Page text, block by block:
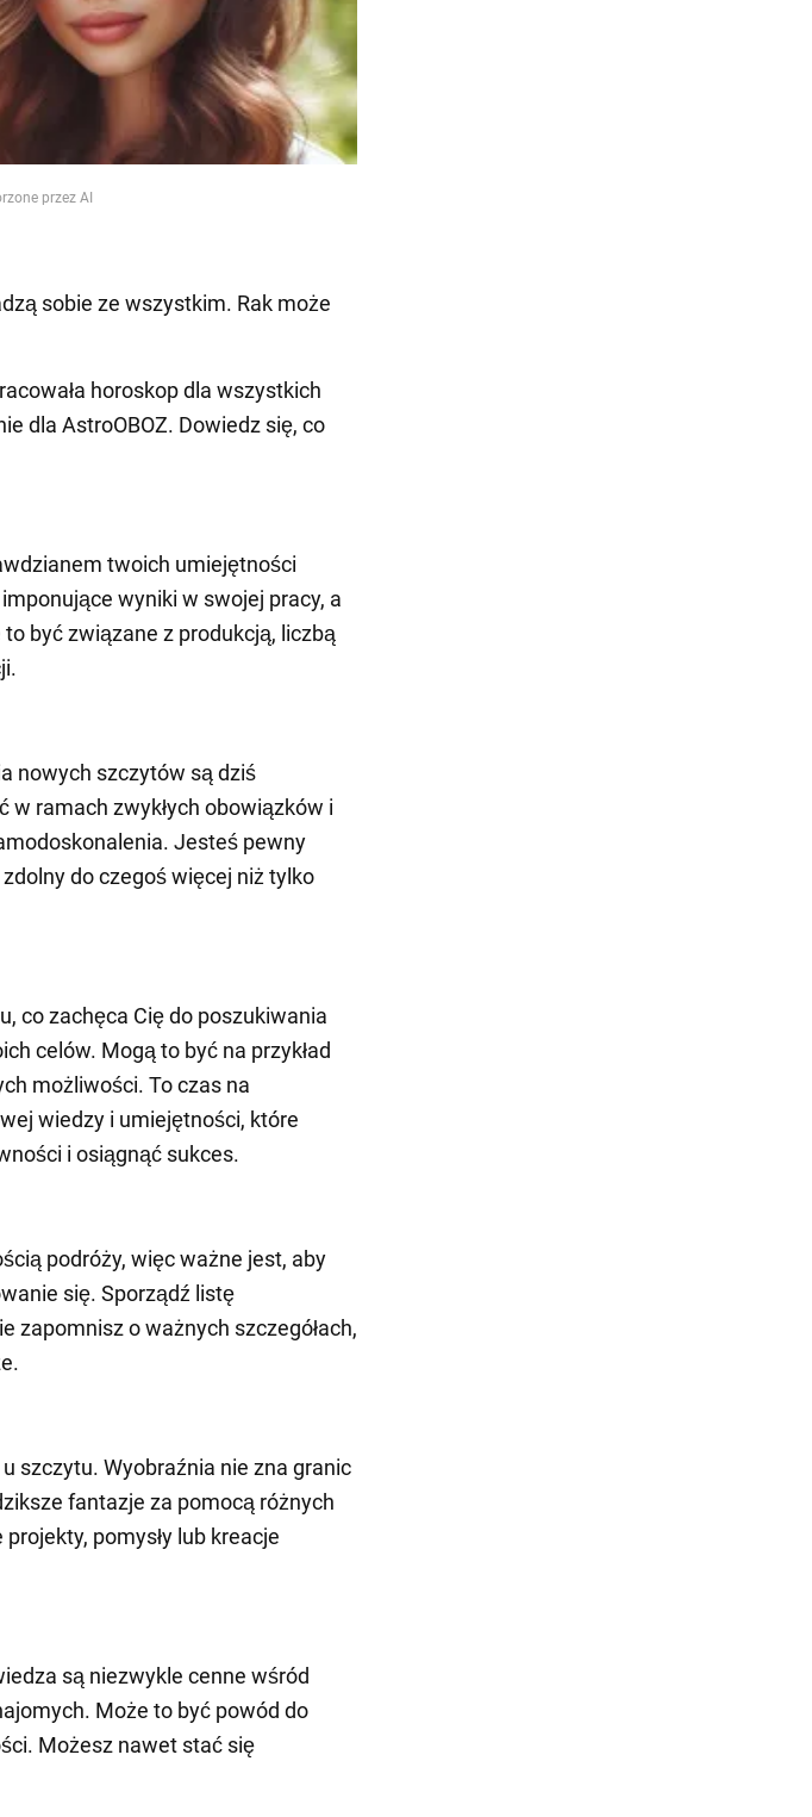
przez AI
sobie ze wszystkim. Rak może
horoskop dla wszystkich
dla AstroOBOZ. Dowiedz się, co
twoich umiejętności
wyniki w swojej pracy, a
być związane z produkcją, liczbą
nowych szczytów są dziś
w ramach zwykłych obowiązków i
Jesteś pewny
do czegoś więcej niż tylko
co zachęca Cię do poszukiwania
celów. Mogą to być na przykład
możliwości. To czas na
wiedzy i umiejętności, które
i osiągnąć sukces.
podróży, więc ważne jest, aby
się. Sporządź listę
zapomnisz o ważnych szczegółach,
szczytu. Wyobraźnia nie zna granic
fantazje za pomocą różnych
pomysły lub kreacje
są niezwykle cenne wśród
Może to być powód do
Możesz nawet stać się